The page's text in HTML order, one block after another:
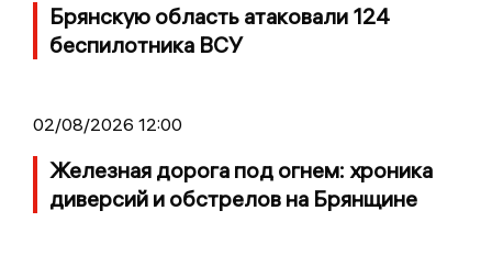
Брянскую область атаковали 124
беспилотника ВСУ
02/08/2026 12:00
Железная дорога под огнем: хроника
диверсий и обстрелов на Брянщине